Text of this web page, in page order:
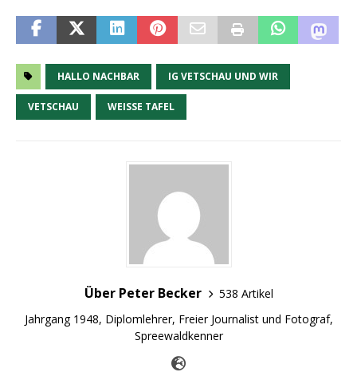
HALLO NACHBAR IG VETSCHAU UND WIR
VETSCHAU WEISSE TAFEL
Über Peter Becker
538 Artikel
Jahrgang 1948, Diplomlehrer, Freier Journalist und Fotograf,
Spreewaldkenner